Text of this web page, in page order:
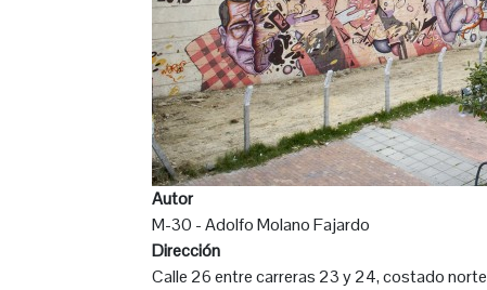
Autor
M-30 - Adolfo Molano Fajardo
Dirección
Calle 26 entre carreras 23 y 24, costado norte